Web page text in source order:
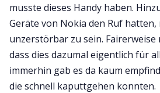
musste dieses Handy haben.
Geräte von Nokia den Ruf hatten,
unzerstörbar zu sein. Fairerweise
dass dies dazumal eigentlich für
immerhin gab es da kaum
die schnell kaputtgehen konnten.